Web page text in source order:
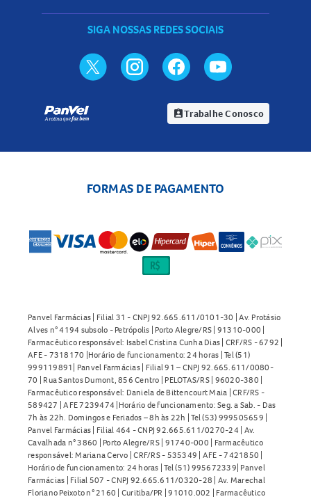
SIGA NOSSAS REDES SOCIAIS
assignment_indTrabalhe Conosco
FORMAS DE PAGAMENTO
Panvel Farmácias | Filial 31 - CNPJ 92.665.611/0101-30 | Av. Protásio
Alves n° 4194 subsolo - Petrópolis | Porto Alegre/RS | 91310-000 |
Farmacêutico responsável: Isabel Cristina Cunha Dias | CRF/RS - 6792 |
AFE - 7318170 |Horário de funcionamento: 24 horas | Tel (51)
999119891| Panvel Farmácias | Filial 91 – CNPJ 92.665.611/0080-
70 | Rua Santos Dumont, 856 Centro | PELOTAS/RS | 96020-380 |
Farmacêutico responsável: Daniela de Bittencourt Maia | CRF/RS -
589427 | AFE 7239474 |Horário de funcionamento: Seg. a Sab. - Das
7h às 22h. Domingos e Feriados – 8h às 22h | Tel (53) 999505659 |
Panvel Farmácias | Filial 464 - CNPJ 92.665.611/0270-24 | Av.
Cavalhada n° 3860 | Porto Alegre/RS | 91740-000 | Farmacêutico
responsável: Mariana Cervo | CRF/RS - 535349 | AFE - 7421850 |
Horário de funcionamento: 24 horas | Tel (51) 995672339| Panvel
Farmácias | Filial 507 - CNPJ 92.665.611/0320-28 | Av. Marechal
Floriano Peixoto n° 2160 | Curitiba/PR | 91010.002 | Farmacêutico